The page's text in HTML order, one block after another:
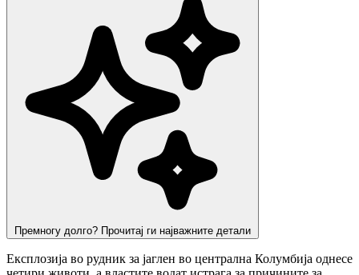
Премногу долго? Прочитај ги најважните детали
Експлозија во рудник за јаглен во централна Колумбија однесе